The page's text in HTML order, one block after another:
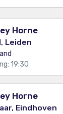
Horne
Leiden
19:30
Horne
Eindhoven